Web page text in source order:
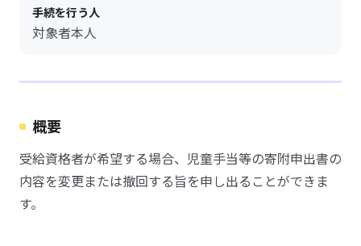
手続を行う人
対象者本人
概要
受給資格者が希望する場合、児童手当等の寄附申出書の
内容を変更または撤回する旨を申し出ることができま
す。